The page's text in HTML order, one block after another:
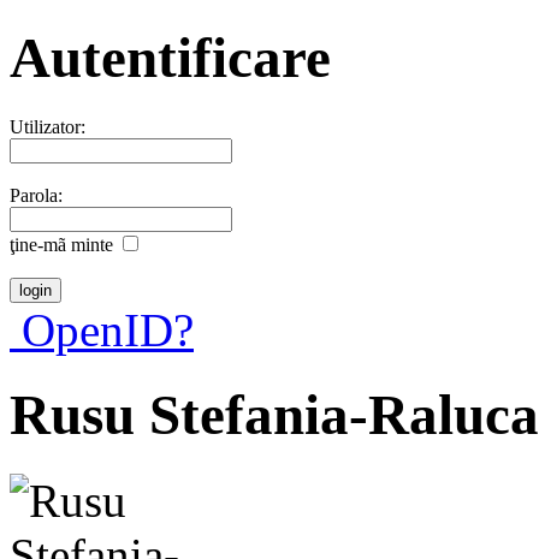
Autentificare
Utilizator:
Parola:
ţine-mã minte
OpenID?
Rusu Stefania-Raluca